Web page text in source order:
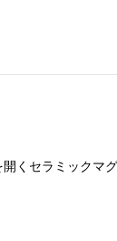
くセラミックマ